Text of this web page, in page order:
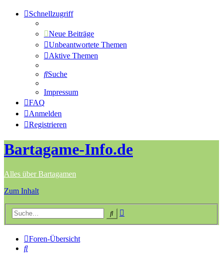
Schnellzugriff
Neue Beiträge
Unbeantwortete Themen
Aktive Themen
Suche
Impressum
FAQ
Anmelden
Registrieren
Bartagame-Info.de
Alles über Bartagamen
Zum Inhalt
Suche
Foren-Übersicht
Suche